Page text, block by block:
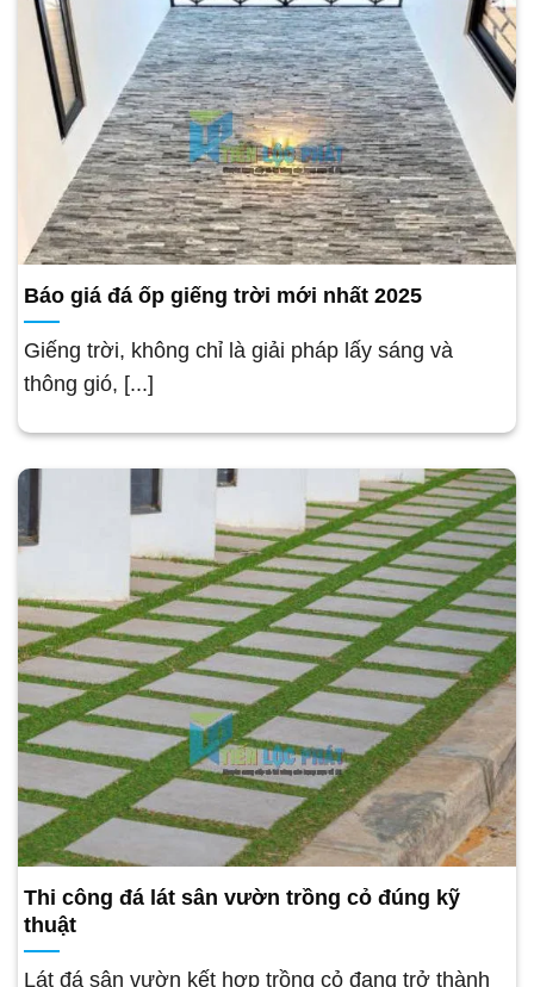
Báo giá đá ốp giếng trời mới nhất 2025
Giếng trời, không chỉ là giải pháp lấy sáng và
thông gió, [...]
Thi công đá lát sân vườn trồng cỏ đúng kỹ
thuật
Lát đá sân vườn kết hợp trồng cỏ đang trở thành